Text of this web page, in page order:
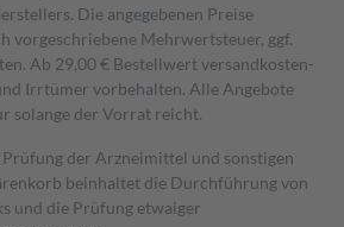
Die angegebenen Preise
vorgeschriebene Mehrwertsteuer, ggf.
Ab 29,00 € Bestell­wert versand­kosten­
Irrtümer vorbehalten. Alle Angebote
solange der Vorrat reicht.
der Arzneimittel und sonstigen
beinhaltet die Durchführung von
und die Prüfung etwaiger